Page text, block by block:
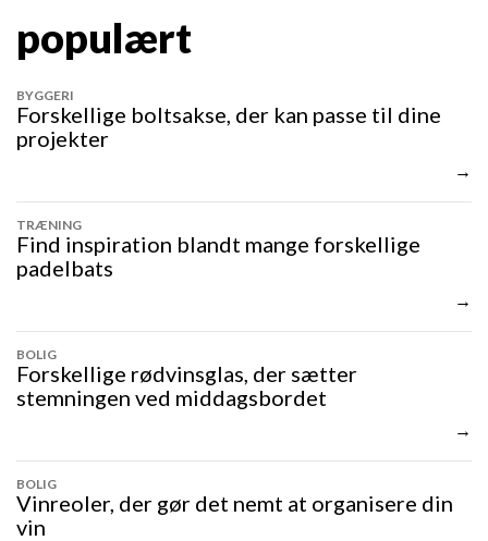
populært
Forskellige boltsakse, der kan passe til dine
projekter
BYGGERI
Find inspiration blandt mange forskellige
padelbats
TRÆNING
Forskellige rødvinsglas, der sætter
stemningen ved middagsbordet
BOLIG
Vinreoler, der gør det nemt at organisere din
vin
BOLIG